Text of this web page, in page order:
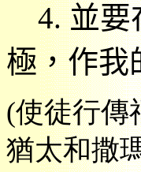
4.並要
極，作我
(使徒行傳
猶太和撒